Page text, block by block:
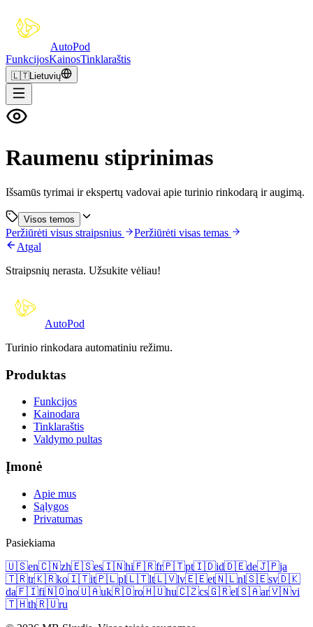
AutoPod
FunkcijosKainosTinklaraštis
🇱🇹Lietuvių
Raumenu stiprinimas
Išsamūs tyrimai ir ekspertų vadovai apie turinio rinkodarą ir augimą.
Visos temos
Peržiūrėti visus straipsnius
Peržiūrėti visas temas
Atgal
Straipsnių nerasta. Užsukite vėliau!
AutoPod
Turinio rinkodara automatiniu režimu.
Produktas
Funkcijos
Kainodara
Tinklaraštis
Valdymo pultas
Įmonė
Apie mus
Sąlygos
Privatumas
Pasiekiama
🇺🇸en🇨🇳zh🇪🇸es🇮🇳hi🇫🇷fr🇵🇹pt🇮🇩id🇩🇪de🇯🇵ja
🇹🇷tr🇰🇷ko🇮🇹it🇵🇱pl🇱🇹lt🇱🇻lv🇪🇪et🇳🇱nl🇸🇪sv🇩🇰
da🇫🇮fi🇳🇴no🇺🇦uk🇷🇴ro🇭🇺hu🇨🇿cs🇬🇷el🇸🇦ar🇻🇳vi
🇹🇭th🇷🇺ru